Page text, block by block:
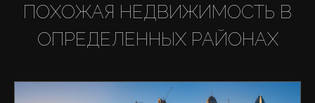
ПОХОЖАЯ НЕДВИЖИМОСТЬ В
ОПРЕДЕЛЕННЫХ РАЙОНАХ